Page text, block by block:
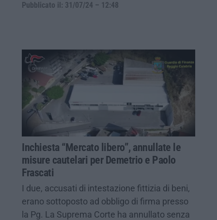
Pubblicato il: 31/07/24 – 12:48
Inchiesta “Mercato libero”, annullate le
misure cautelari per Demetrio e Paolo
Frascati
I due, accusati di intestazione fittizia di beni,
erano sottoposto ad obbligo di firma presso
la Pg. La Suprema Corte ha annullato senza